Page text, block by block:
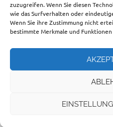
zuzugreifen. Wenn Sie diesen
wie das Surfverhalten oder
Wenn Sie ihre Zustimmung nicht
bestimmte Merkmale und
Datenschutzerklärung
Impressum
Design byIhr